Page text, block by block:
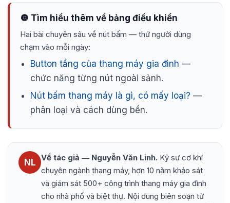
🔘 Tìm hiểu thêm về bảng điều khiển
Hai bài chuyên sâu về nút bấm — thứ người dùng
chạm vào mỗi ngày:
Button tầng của thang máy gia đình —
chức năng từng nút ngoài sảnh.
Nút bấm thang máy là gì, có mấy loại? —
phân loại và cách dùng bền.
NL Về tác giả — Nguyễn Văn Linh. Kỹ sư cơ khí
chuyên ngành thang máy, hơn 10 năm khảo sát
và giám sát 500+ công trình thang máy gia đình
cho nhà phố và biệt thự. Nội dung biên soạn từ